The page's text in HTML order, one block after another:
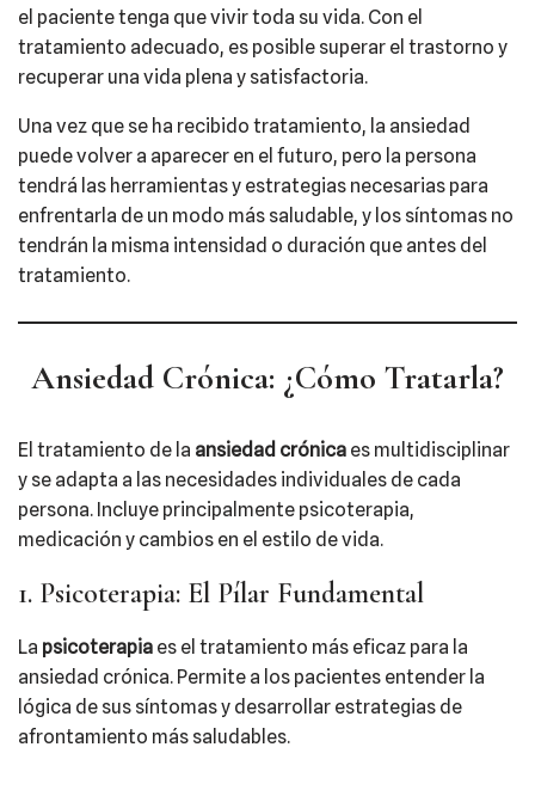
el paciente tenga que vivir toda su vida. Con el
tratamiento adecuado, es posible superar el trastorno y
recuperar una vida plena y satisfactoria.
Una vez que se ha recibido tratamiento, la ansiedad
puede volver a aparecer en el futuro, pero la persona
tendrá las herramientas y estrategias necesarias para
enfrentarla de un modo más saludable, y los síntomas no
tendrán la misma intensidad o duración que antes del
tratamiento.
Ansiedad Crónica: ¿Cómo Tratarla?
El tratamiento de la ansiedad crónica es multidisciplinar
y se adapta a las necesidades individuales de cada
persona. Incluye principalmente psicoterapia,
medicación y cambios en el estilo de vida.
1. Psicoterapia: El Pílar Fundamental
La psicoterapia es el tratamiento más eficaz para la
ansiedad crónica. Permite a los pacientes entender la
lógica de sus síntomas y desarrollar estrategias de
afrontamiento más saludables.